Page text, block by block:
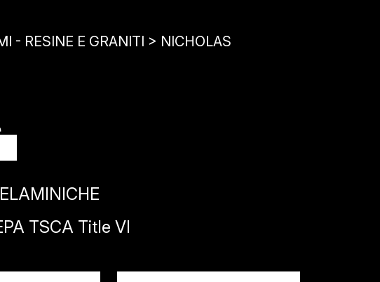
- RESINE E GRANITI > NICHOLAS
TSCA Title VI